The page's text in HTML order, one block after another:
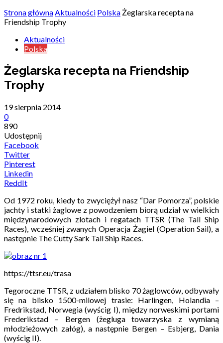
Strona głównaAktualności Polska Żeglarska recepta na
Friendship Trophy
Aktualności
Polska
Żeglarska recepta na Friendship
Trophy
19 sierpnia 2014
0
890
Udostępnij
Facebook
Twitter
Pinterest
Linkedin
ReddIt
Od 1972 roku, kiedy to zwyciężył nasz “Dar Pomorza”, polskie
jachty i statki żaglowe z powodzeniem biorą udział w wielkich
międzynarodowych zlotach i regatach TTSR (The Tall Ship
Races), wcześniej zwanych Operacja Żagiel (Operation Sail), a
następnie The Cutty Sark Tall Ship Races.
https://ttsr.eu/trasa
Tegoroczne TTSR, z udziałem blisko 70 żaglowców, odbywały
się na blisko 1500-milowej trasie: Harlingen, Holandia –
Fredrikstad, Norwegia (wyścig I), między norweskimi portami
Frederikstad – Bergen (żegluga towarzyska z wymianą
młodzieżowych załóg), a następnie Bergen – Esbjerg, Dania
(wyścig II).